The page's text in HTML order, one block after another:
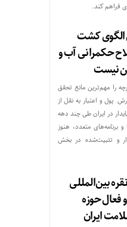
فراهم کند.
الگوی کشت
حکمرانی آب و
نیست
را مهم‌ترین مانع تحقق
پول و اعتبار به نقل از
در ایران طی چند دهه
متعدد، هنوز
و تثبیت‌شده در بخش
بین‌المللی
فعال حوزه
ایران